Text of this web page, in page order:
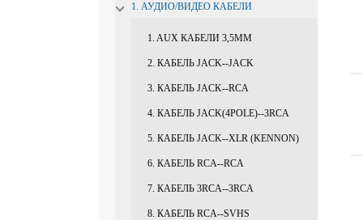
1. АУДИО/ВИДЕО КАБЕЛИ
1. AUX КАБЕЛИ 3,5ММ
2. КАБЕЛЬ JACK--JACK
3. КАБЕЛЬ JACK--RCA
4. КАБЕЛЬ JACK(4POLE)--3RCA
5. КАБЕЛЬ JACK--XLR (KENNON)
6. КАБЕЛЬ RCA--RCA
7. КАБЕЛЬ 3RCA--3RCA
8. КАБЕЛЬ RCA--SVHS